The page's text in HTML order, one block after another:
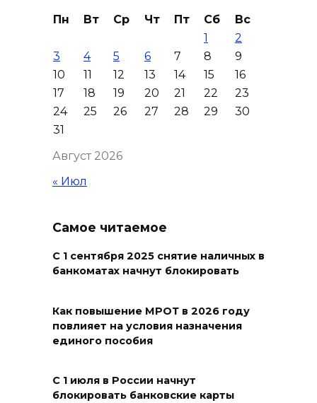
из-за урагана пострадал
планируют завершить в
течение недели
06 августа 2026 10:23
муниципалитетах введен
режим ЧС для ликвидации
06 августа 2026 10:09
На М-4 «Дон» в районе
Зверева по направлению к
длиной более 10 км
06 августа 2026 10:06
В Новошахтинске и Матвеево-
Курганском районе
Август 2026
Пн Вт Ср Чт Пт Сб
Вс
1
2
3
4 5 6 7 8
9
10
11 12 13 14 15
16
17
18 19 20 21 22
23
24
25 26 27 28 29
30
31
« Июл
Самое читаемое
С 1 сентября 2025 снятие наличных в
банкоматах начнут блокировать
Как повышение МРОТ в 2026 году
повлияет на условия назначения
единого пособия
С 1 июля в России начнут
блокировать банковские карты